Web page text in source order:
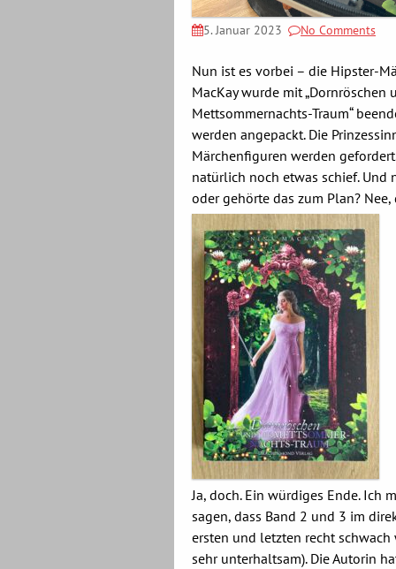
5. Januar 2023 No Comments
Nun ist es vorbei – die Hipster-
MacKay wurde mit „Dornröschen
Mettsommernachts-Traum“
werden angepackt. Die
Märchenfiguren werden
natürlich noch etwas schief. Und
oder gehörte das zum Plan? Nee,
Ja, doch. Ein würdiges Ende. Ich
sagen, dass Band 2 und 3 im
ersten und letzten recht
sehr unterhaltsam). Die Autorin